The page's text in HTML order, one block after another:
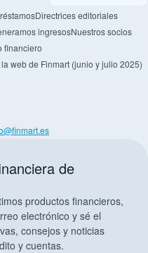
Directrices editoriales
ingresosNuestros socios
financiero
web de Finmart (junio y julio 2025)
de
productos financieros,
electrónico y sé el
consejos y noticias
y cuentas.